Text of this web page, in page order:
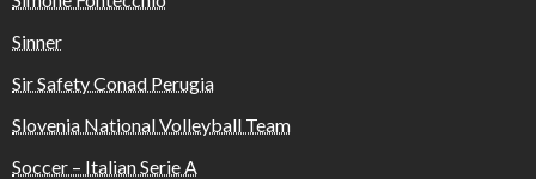
Sinner
Sir Safety Conad Perugia
Slovenia National Volleyball Team
Soccer – Italian Serie A